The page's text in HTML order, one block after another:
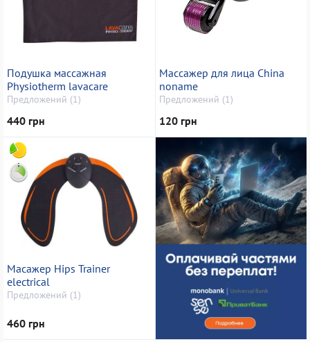
Подушка массажная
Physiotherm lavacare
Предложений (1)
440 грн
Массажер для лица China
noname
Предложений (1)
120 грн
Масажер Hips Trainer
electrical
Предложений (1)
460 грн